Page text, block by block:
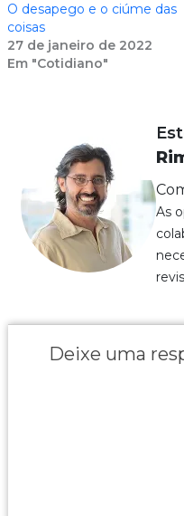
O desapego e o ciúme das
coisas
27 de janeiro de 2022
Em "Cotidiano"
As
Deixe uma